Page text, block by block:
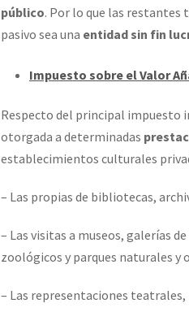
público. Por lo que las restantes
pasivo sea una entidad sin fin
Impuesto sobre el Valor
Respecto del principal impuesto
otorgada a determinadas
establecimientos culturales
– Las propias de bibliotecas,
– Las visitas a museos, galerías
zoológicos y parques naturales
– Las representaciones